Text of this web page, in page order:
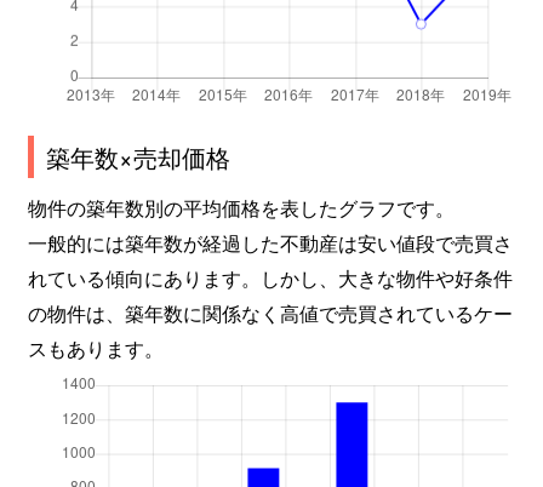
築年数×売却価格
物件の築年数別の平均価格を表したグラフです。
一般的には築年数が経過した不動産は安い値段で売買さ
れている傾向にあります。しかし、大きな物件や好条件
の物件は、築年数に関係なく高値で売買されているケー
スもあります。